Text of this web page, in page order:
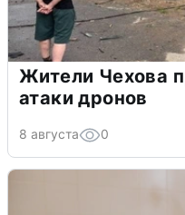
Жители Чехова
атаки дронов
8 августа 0